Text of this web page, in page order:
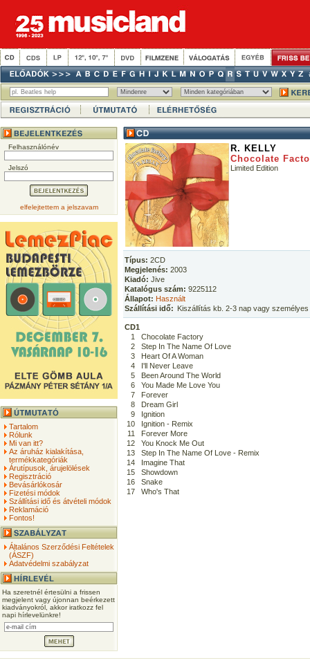
Felhasználónév
Jelszó
elfelejtettem a jelszavam
Tartalom
Rólunk
Mi van itt?
Az áruház kialakítása,
termékkategóriák
Árutípusok, árujelölések
Regisztráció
Bevásárlókosár
Fizetési módok
Szállítási idő és átvételi módok
Reklamáció
Fontos!
Általános Szerződési Feltételek
(ÁSZF)
Adatvédelmi szabályzat
Ha szeretnél értesülni a frissen
megjelent vagy újonnan beérkezett
kiadványokról, akkor iratkozz fel
napi hírlevelünkre!
R. KELLY
Chocolate
Limited Edition
Típus: 2CD
Megjelenés: 2003
Kiadó: Jive
Katalógus szám: 9225112
Állapot: Használt
Szállítási idő: Kiszállítás kb. 2-3 nap vagy
CD1
1
Chocolate Factory
2
Step In The Name Of Love
3
Heart Of A Woman
4
I'll Never Leave
5
Been Around The World
6
You Made Me Love You
7
Forever
8
Dream Girl
9
Ignition
10
Ignition - Remix
11
Forever More
12
You Knock Me Out
13
Step In The Name Of Love - Remix
14
Imagine That
15
Showdown
16
Snake
17
Who's That